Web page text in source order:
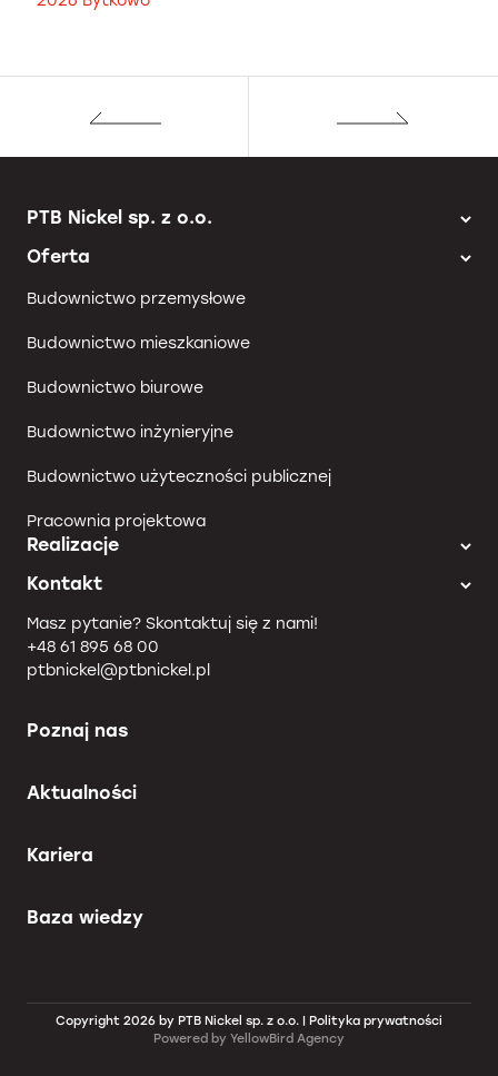
PTB Nickel sp. z o.o.
Kontakt
Masz pytanie? Skontaktuj się z nami!
+48 61 895 68 00
ptbnickel@ptbnickel.pl
Poznaj nas
Aktualności
Kariera
Baza wiedzy
Oferta
Budownictwo przemysłowe
Budownictwo mieszkaniowe
Budownictwo biurowe
Budownictwo inżynieryjne
Budownictwo użyteczności publicznej
Pracownia projektowa
Realizacje
Copyright 2026 by PTB Nickel sp. z o.o. |
Polityka prywatności
Powered by YellowBird Agency